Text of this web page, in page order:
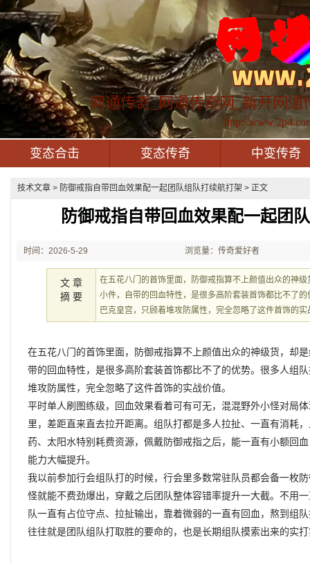
网通传奇_网通传奇网_新开网通
http://
变态合击 变态传奇 中变传奇
技术文章 > 防御戒指自带回血效果配一起团队组队打续航打架 > 正文
防御戒指自带回血效果配一起团
时间：2026-5-29
21:48:46
浏览量：传奇爱好者
文 章
摘 要
在五花八门的首饰里面，防御戒指算不上颜值出众的神
小件，自带的回血特性，是很多高阶套装首饰都比不了
巴克皇宫，只顾着堆攻防属性，完全忽略了这件首饰的
在五花八门的首饰里面，防御戒指算不上颜值出众的神级货，却
带的回血特性，是很多高阶套装首饰都比不了的优势。很多人组
堆攻防属性，完全忽略了这件首饰的实战价值。
平时单人刷图练级，回血效果看着可有可无，混混野外小怪对局
里，差距直来直去拉开距离。组队打都是多人拉扯、一直有消耗
药、太阳水特别耗费资源，佩戴防御戒指之后，能一直有小额回
能力大幅提升。
我以前参加行会组队打的时候，行会里多数常驻队员都会备一枚
怪就能不费劲爆出，穿戴之后团队整体容错率提升一大截。不用
队一直有占位守点、拉扯输出，靠着微弱的一直有回血，熬到组
往往就是团队组队打取胜的要命的，也是长期组队摸索出来的实